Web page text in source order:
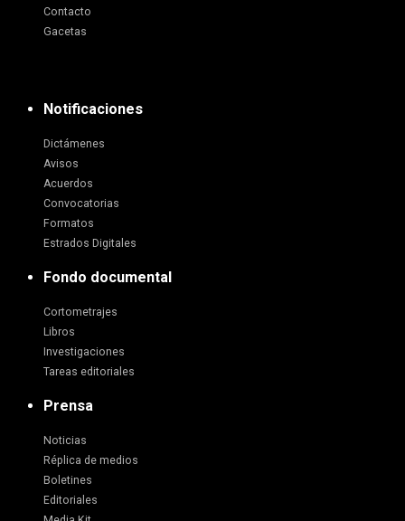
Contacto
Gacetas
Notificaciones
Dictámenes
Avisos
Acuerdos
Convocatorias
Formatos
Estrados Digitales
Fondo documental
Cortometrajes
Libros
Investigaciones
Tareas editoriales
Prensa
Noticias
Réplica de medios
Boletines
Editoriales